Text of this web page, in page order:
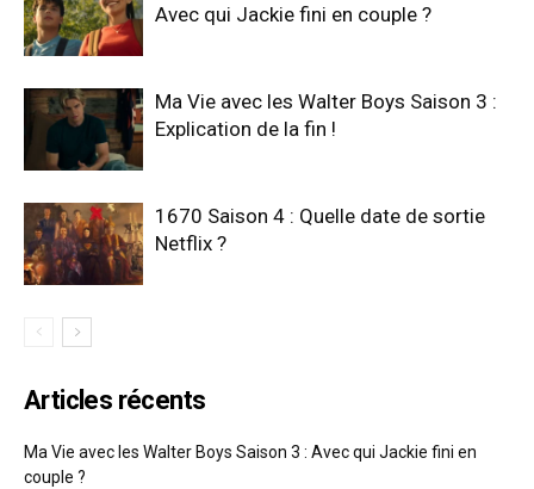
Avec qui Jackie fini en couple ?
Ma Vie avec les Walter Boys Saison 3 :
Explication de la fin !
1670 Saison 4 : Quelle date de sortie
Netflix ?
Articles récents
Ma Vie avec les Walter Boys Saison 3 : Avec qui Jackie fini en
couple ?